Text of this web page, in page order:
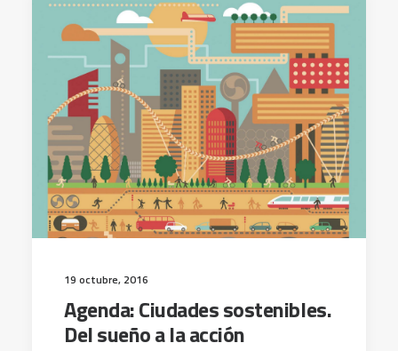
19 octubre, 2016
Agenda: Ciudades sostenibles.
Del sueño a la acción